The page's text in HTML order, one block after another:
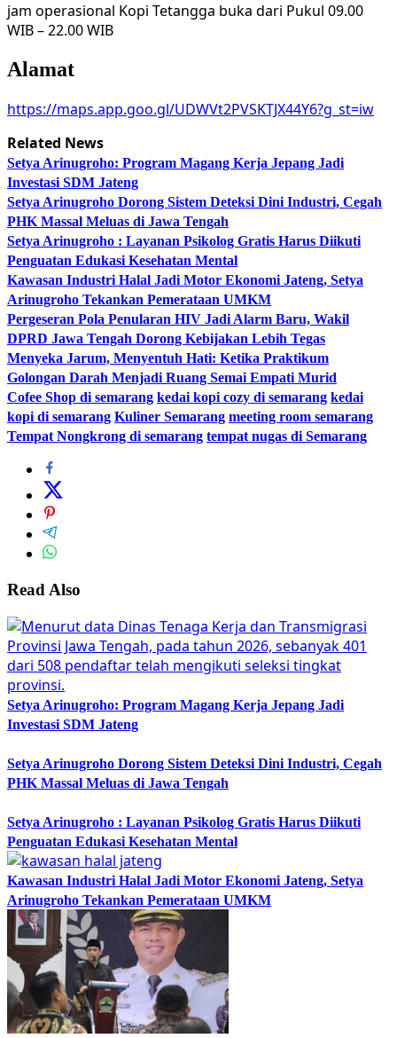
jam operasional Kopi Tetangga buka dari Pukul 09.00
WIB – 22.00 WIB
Alamat
https://maps.app.goo.gl/UDWVt2PVSKTJX44Y6?g_st=iw
Related News
Setya Arinugroho: Program Magang Kerja Jepang Jadi
Investasi SDM Jateng
Setya Arinugroho Dorong Sistem Deteksi Dini Industri, Cegah
PHK Massal Meluas di Jawa Tengah
Setya Arinugroho : Layanan Psikolog Gratis Harus Diikuti
Penguatan Edukasi Kesehatan Mental
Kawasan Industri Halal Jadi Motor Ekonomi Jateng, Setya
Arinugroho Tekankan Pemerataan UMKM
Pergeseran Pola Penularan HIV Jadi Alarm Baru, Wakil
DPRD Jawa Tengah Dorong Kebijakan Lebih Tegas
Menyeka Jarum, Menyentuh Hati: Ketika Praktikum
Golongan Darah Menjadi Ruang Semai Empati Murid
Cofee Shop di semarang kedai kopi cozy di semarang kedai
kopi di semarang Kuliner Semarang meeting room semarang
Tempat Nongkrong di semarang tempat nugas di Semarang
Read Also
Setya Arinugroho: Program Magang Kerja Jepang Jadi
Investasi SDM Jateng
Setya Arinugroho Dorong Sistem Deteksi Dini Industri, Cegah
PHK Massal Meluas di Jawa Tengah
Setya Arinugroho : Layanan Psikolog Gratis Harus Diikuti
Penguatan Edukasi Kesehatan Mental
Kawasan Industri Halal Jadi Motor Ekonomi Jateng, Setya
Arinugroho Tekankan Pemerataan UMKM